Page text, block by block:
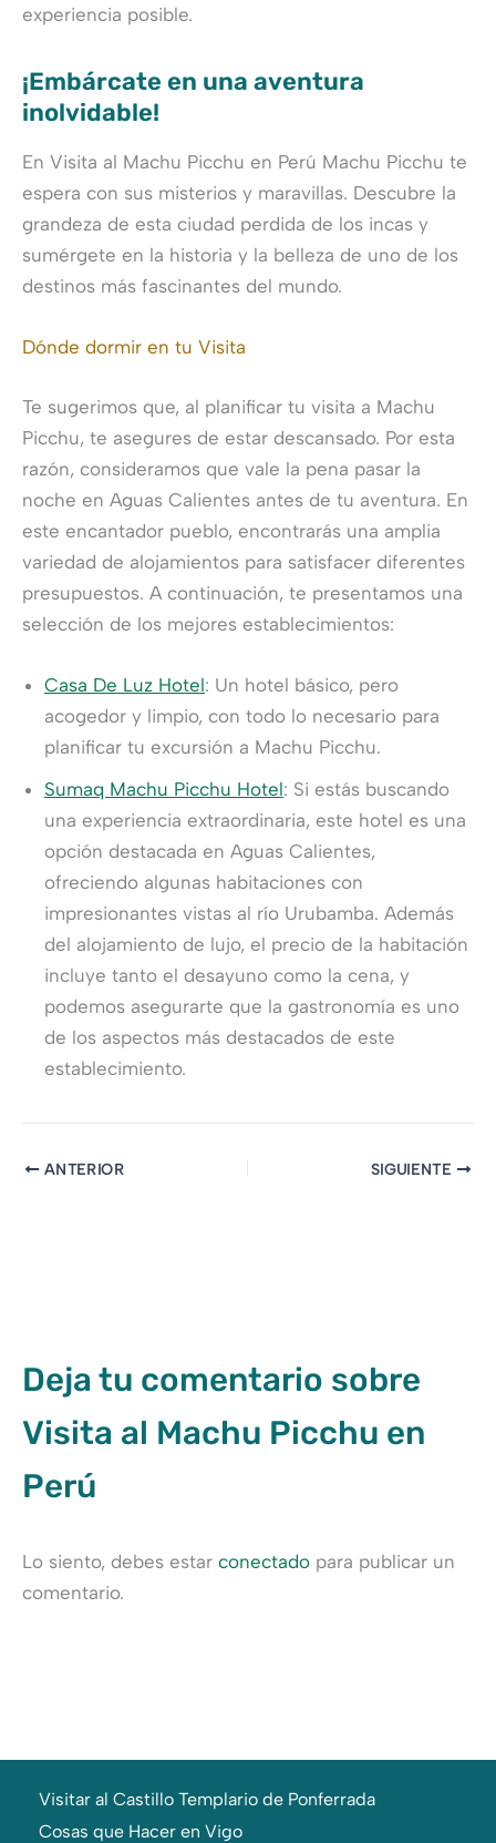
experiencia posible.
¡Embárcate en una aventura
inolvidable!
En Visita al Machu Picchu en Perú Machu Picchu te
espera con sus misterios y maravillas. Descubre la
grandeza de esta ciudad perdida de los incas y
sumérgete en la historia y la belleza de uno de los
destinos más fascinantes del mundo.
Dónde dormir en tu Visita
Te sugerimos que, al planificar tu visita a Machu
Picchu, te asegures de estar descansado. Por esta
razón, consideramos que vale la pena pasar la
noche en Aguas Calientes antes de tu aventura. En
este encantador pueblo, encontrarás una amplia
variedad de alojamientos para satisfacer diferentes
presupuestos. A continuación, te presentamos una
selección de los mejores establecimientos:
Casa De Luz Hotel: Un hotel básico, pero
acogedor y limpio, con todo lo necesario para
planificar tu excursión a Machu Picchu.
Sumaq Machu Picchu Hotel: Si estás buscando
una experiencia extraordinaria, este hotel es una
opción destacada en Aguas Calientes,
ofreciendo algunas habitaciones con
impresionantes vistas al río Urubamba. Además
del alojamiento de lujo, el precio de la habitación
incluye tanto el desayuno como la cena, y
podemos asegurarte que la gastronomía es uno
de los aspectos más destacados de este
establecimiento.
ANTERIOR SIGUIENTE
Deja tu comentario sobre
Visita al Machu Picchu en
Perú
Lo siento, debes estar conectado para publicar un
comentario.
Visitar al Castillo Templario de Ponferrada
Cosas que Hacer en Vigo